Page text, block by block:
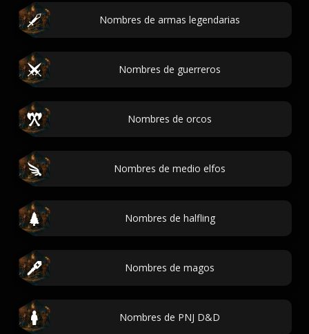
Nombres de armas legendarias
Nombres de guerreros
Nombres de orcos
Nombres de medio elfos
Nombres de halfling
Nombres de magos
Nombres de PNJ D&D